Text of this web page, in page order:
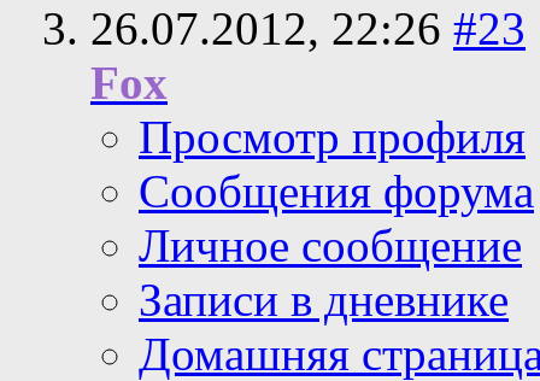
26.07.2012, 22:26 #23
Fox
Просмотр профиля
Сообщения форума
Личное сообщение
Записи в дневнике
Домашняя